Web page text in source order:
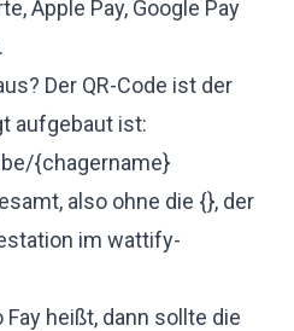
Apple Pay, Google Pay
Der QR-Code ist der
aufgebaut ist:
{chagername}
also ohne die {}, der
im wattify-
heißt, dann sollte die